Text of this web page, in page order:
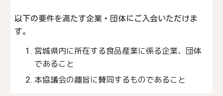
以下の要件を満たす企業・団体にご入会いただけま
す。
宮城県内に所在する食品産業に係る企業、団体
であること
本協議会の趣旨に賛同するものであること